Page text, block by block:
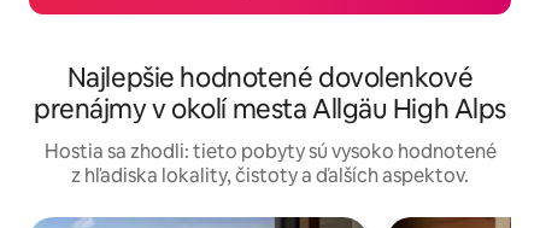
Najlepšie hodnotené dovolenkové
prenájmy v okolí mesta Allgäu High Alps
Hostia sa zhodli: tieto pobyty sú vysoko hodnotené
z hľadiska lokality, čistoty a ďalších aspektov.